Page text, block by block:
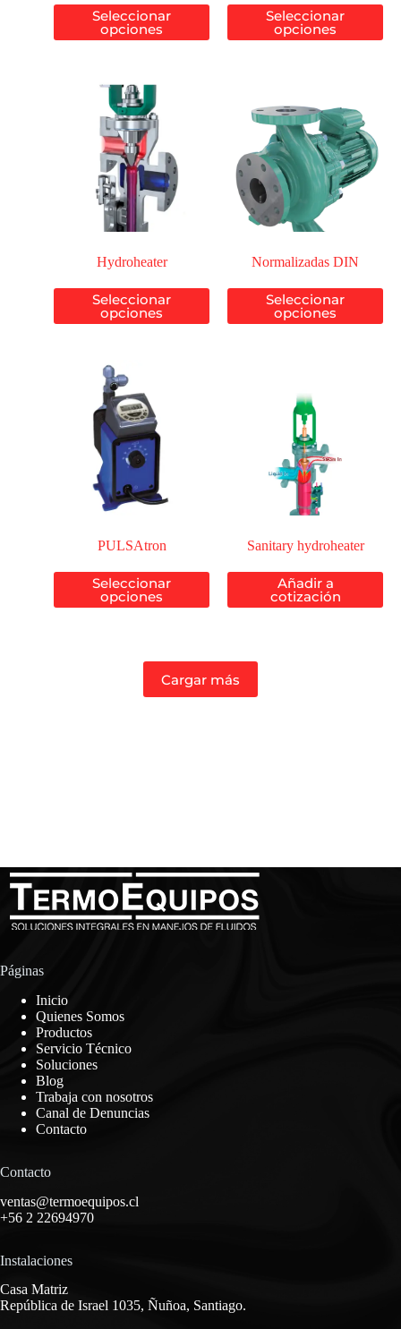
Seleccionar
opciones
Seleccionar
opciones
Hydroheater
Seleccionar
opciones
Normalizadas DIN
Seleccionar
opciones
PULSAtron
Seleccionar
opciones
Sanitary hydroheater
Añadir a
cotización
Cargar más
Páginas
Inicio
Quienes Somos
Productos
Servicio Técnico
Soluciones
Blog
Trabaja con nosotros
Canal de Denuncias
Contacto
Contacto
ventas@termoequipos.cl
+56 2 22694970
Instalaciones
Casa Matriz
República de Israel 1035, Ñuñoa, Santiago.